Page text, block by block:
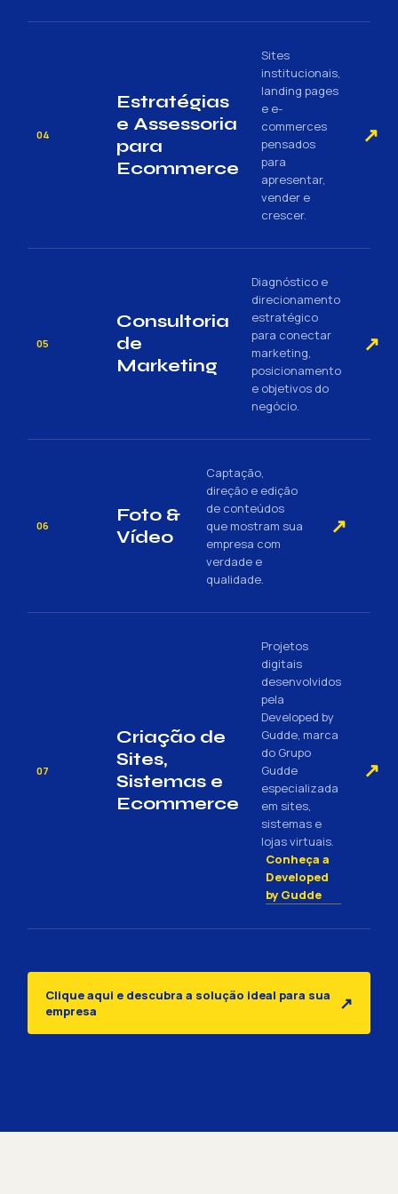
04
Estratégias
e Assessoria
para
Ecommerce
Sites
institucionais,
landing pages
e e-
commerces
pensados
para
apresentar,
vender e
crescer.
↗
05
Consultoria
de
Marketing
Diagnóstico e
direcionamento
estratégico
para conectar
marketing,
posicionamento
e objetivos do
negócio.
↗
06
Foto &
Vídeo
Captação,
direção e edição
de conteúdos
que mostram sua
empresa com
verdade e
qualidade.
↗
07
Criação de
Sites,
Sistemas e
Ecommerce
Projetos
digitais
desenvolvidos
pela
Developed by
Gudde, marca
do Grupo
Gudde
especializada
em sites,
sistemas e
lojas virtuais.
Conheça a
Developed
by Gudde
↗
Clique aqui e descubra a solução ideal para sua
empresa
↗